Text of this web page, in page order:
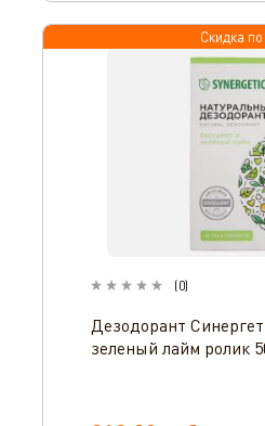
Скидка по
(0)
Дезодорант
зеленый лайм ролик